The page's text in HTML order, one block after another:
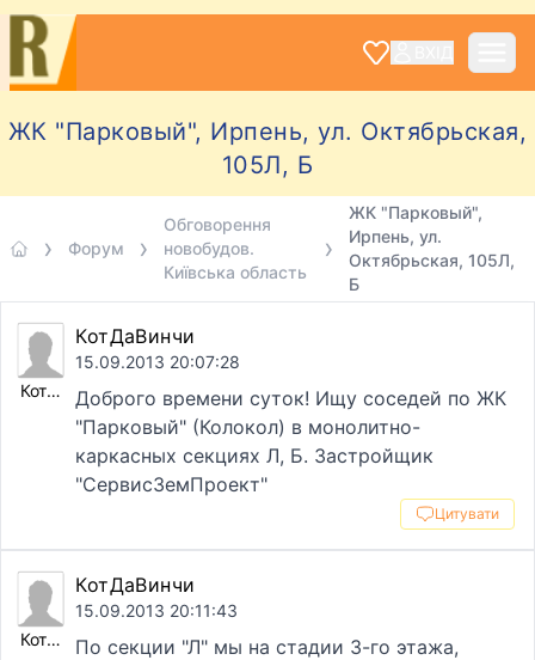
ЖК "Парковый", Ирпень, ул. Октябрьская,
105Л, Б
Форум
Обговорення
новобудов.
Київська область
ЖК "Парковый",
Ирпень, ул.
Октябрьская, 105Л,
Б
КотДаВинчи
КотДаВинчи
15.09.2013 20:07:28
Доброго времени суток! Ищу соседей по ЖК
"Парковый" (Колокол) в монолитно-
каркасных секциях Л, Б. Застройщик
"СервисЗемПроект"
Цитувати
КотДаВинчи
КотДаВинчи
15.09.2013 20:11:43
По секции "Л" мы на стадии 3-го этажа,